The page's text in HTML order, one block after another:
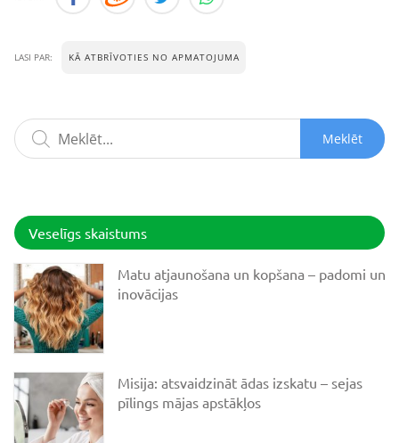
LASI PAR: KĀ ATBRĪVOTIES NO APMATOJUMA
Meklēt
Veselīgs skaistums
Matu atjaunošana un kopšana – padomi un
inovācijas
Misija: atsvaidzināt ādas izskatu – sejas
pīlings mājas apstākļos